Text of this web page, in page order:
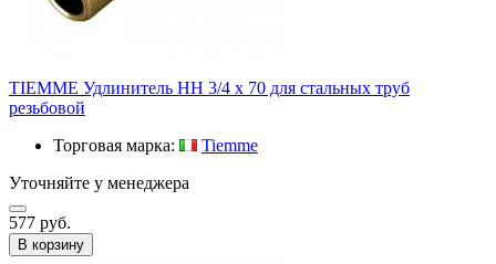
TIEMME Удлинитель НН 3/4 х 70 для стальных труб
резьбовой
Торговая марка:
Tiemme
Уточняйте у менеджера
577 руб.
В корзину